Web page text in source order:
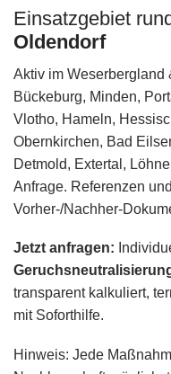
Einsatzgebiet
Oldendorf
Aktiv im Weserbergland
Bückeburg, Minden,
Vlotho, Hameln,
Obernkirchen, Bad
Detmold, Extertal,
Anfrage. Referenzen und
Vorher‑/
Jetzt anfragen:
transparent kalkuliert,
mit Soforthilfe.
Hinweis: Jede